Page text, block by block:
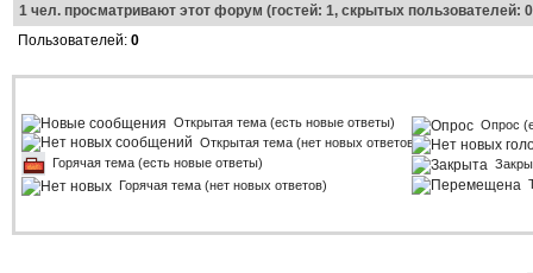
1чел. просматривают этот форум (гостей: 1, скрытых пользователей:
Пользователей: 0
Открытая тема (есть новые ответы)
Открытая тема (нет новых ответов)
Горячая тема (есть новые ответы)
Горячая тема (нет новых ответов)
Опрос